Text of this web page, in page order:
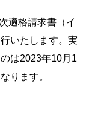
適格請求書（イ
いたします。実
は2023年10月1
ります。